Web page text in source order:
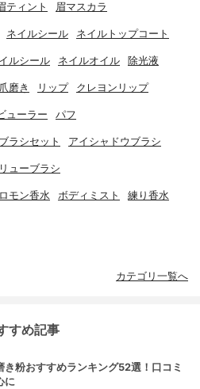
ティント 眉マスカラ
ネイルシール ネイルトップコート
ルシール ネイルオイル 除光液
磨き リップ クレヨンリップ
ューラー パフ
ラシセット アイシャドウブラシ
ューブラシ
モン香水 ボディミスト 練り香水
カテゴリ一覧へ
すめ記事
き粉おすすめランキング52選！口コミ
に